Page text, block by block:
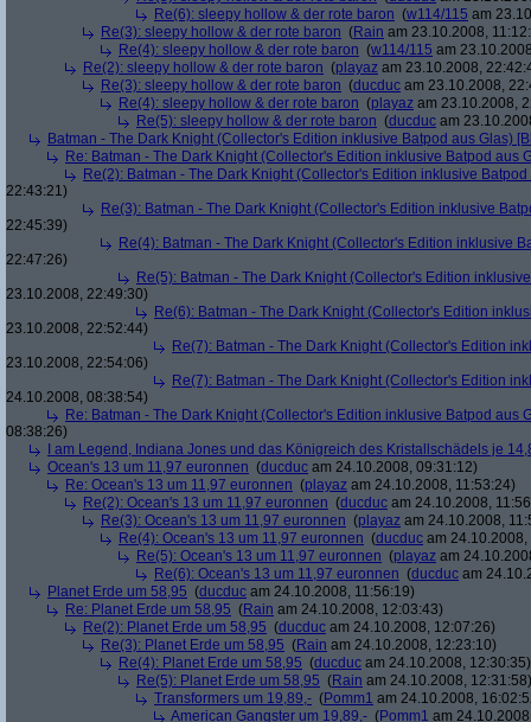
Re(6): sleepy hollow & der rote baron (w114/115 am
Re(3): sleepy hollow & der rote baron (Rain am 23.10.2008,
Re(4): sleepy hollow & der rote baron (w114/115 am
Re(2): sleepy hollow & der rote baron (playaz am 23.10.2008,
Re(3): sleepy hollow & der rote baron (ducduc am 23.10.2008,
Re(4): sleepy hollow & der rote baron (playaz am 23.10.2008,
Re(5): sleepy hollow & der rote baron (ducduc am
Batman - The Dark Knight (Collector's Edition inklusive Batpod aus Glas)
Re: Batman - The Dark Knight (Collector's Edition inklusive Batpod aus
Re(2): Batman - The Dark Knight (Collector's Edition inklusive
22:43:21)
Re(3): Batman - The Dark Knight (Collector's Edition inklusive
22:45:39)
Re(4): Batman - The Dark Knight (Collector's Edition inklusive
22:47:26)
Re(5): Batman - The Dark Knight (Collector's Edition
23.10.2008, 22:49:30)
Re(6): Batman - The Dark Knight (Collector's Edition
23.10.2008, 22:52:44)
Re(7): Batman - The Dark Knight (Collector's Edition
23.10.2008, 22:54:06)
Re(7): Batman - The Dark Knight (Collector's Edition
24.10.2008, 08:38:54)
Re: Batman - The Dark Knight (Collector's Edition inklusive Batpod aus
08:38:26)
I am Legend, Indiana Jones und das Königreich des Kristallschädels je
Ocean's 13 um 11,97 euronnen (ducduc am 24.10.2008, 09:31:12)
Re: Ocean's 13 um 11,97 euronnen (playaz am 24.10.2008, 11:53:24)
Re(2): Ocean's 13 um 11,97 euronnen (ducduc am 24.10.2008,
Re(3): Ocean's 13 um 11,97 euronnen (playaz am 24.10.2008,
Re(4): Ocean's 13 um 11,97 euronnen (ducduc am
Re(5): Ocean's 13 um 11,97 euronnen (playaz am
Re(6): Ocean's 13 um 11,97 euronnen (ducduc am
Planet Erde um 58,95 (ducduc am 24.10.2008, 11:56:19)
Re: Planet Erde um 58,95 (Rain am 24.10.2008, 12:03:43)
Re(2): Planet Erde um 58,95 (ducduc am 24.10.2008, 12:07:26)
Re(3): Planet Erde um 58,95 (Rain am 24.10.2008, 12:23:10)
Re(4): Planet Erde um 58,95 (ducduc am 24.10.2008, 12:30:35)
Re(5): Planet Erde um 58,95 (Rain am 24.10.2008, 12:31:58)
Transformers um 19,89,- (Pomm1 am 24.10.2008,
American Gangster um 19,89,- (Pomm1 am